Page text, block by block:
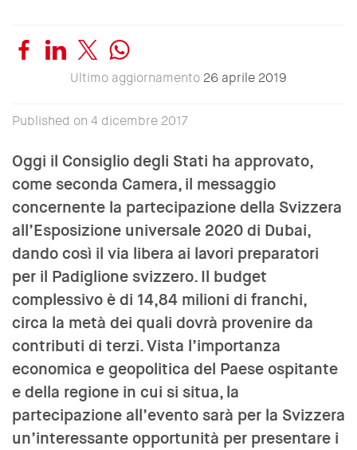
Ultimo aggiornamento 26 aprile 2019
Published on 4 dicembre 2017
Oggi il Consiglio degli Stati ha approvato,
come seconda Camera, il messaggio
concernente la partecipazione della Svizzera
all’Esposizione universale 2020 di Dubai,
dando così il via libera ai lavori preparatori
per il Padiglione svizzero. Il budget
complessivo è di 14,84 milioni di franchi,
circa la metà dei quali dovrà provenire da
contributi di terzi.Vista l’importanza
economica e geopolitica del Paese ospitante
e della regione in cui si situa, la
partecipazione all’evento sarà per la Svizzera
un’interessante opportunità per presentare i